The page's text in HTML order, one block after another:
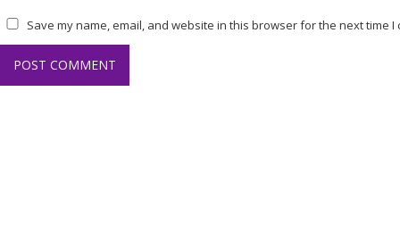
Save my name, email, and website in this browser for the next time I